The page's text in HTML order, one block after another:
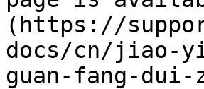
(https://
docs/cn/jiao-
guan-fang-